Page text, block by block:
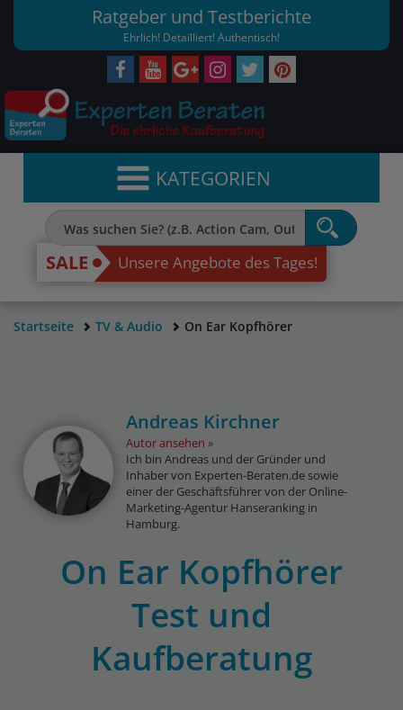
Ratgeber und Testberichte
Ehrlich! Detailliert! Authentisch!
KATEGORIEN
SALE Unsere Angebote des Tages!
Startseite TV & Audio On Ear Kopfhörer
Andreas Kirchner
Autor ansehen
Ich bin Andreas und der Gründer und
Inhaber von Experten-Beraten.de sowie
einer der Geschäftsführer von der Online-
Marketing-Agentur Hanseranking in
Hamburg.
On Ear Kopfhörer
Test und
Kaufberatung